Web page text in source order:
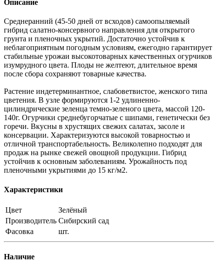
Описание
Среднеранний (45-50 дней от всходов) самоопыляемый
гибрид салатно-консервного направления для открытого
грунта и пленочных укрытий. Достаточно устойчив к
неблагоприятным погодным условиям, ежегодно гарантирует
стабильные урожаи высокотоварных качественных огурчиков
изумрудного цвета. Плоды не желтеют, длительное время
после сбора сохраняют товарные качества.
Растение индетерминантное, слабоветвистое, женского типа
цветения. В узле формируются 1-2 удлиненно-
цилиндрические зеленца темно-зеленого цвета, массой 120-
140г. Огурчики среднебугорчатые с шипами, генетически без
горечи. Вкусны в хрустящих свежих салатах, засоле и
консервации. Характеризуются высокой товарностью и
отличной транспортабельность. Великолепно подходят для
продаж на рынке свежей овощной продукции. Гибрид
устойчив к основным заболеваниям. Урожайность под
пленочными укрытиями до 15 кг/м2.
Характеристики
Цвет
Зелёный
Производитель Сибирский сад
Фасовка
шт.
Наличие